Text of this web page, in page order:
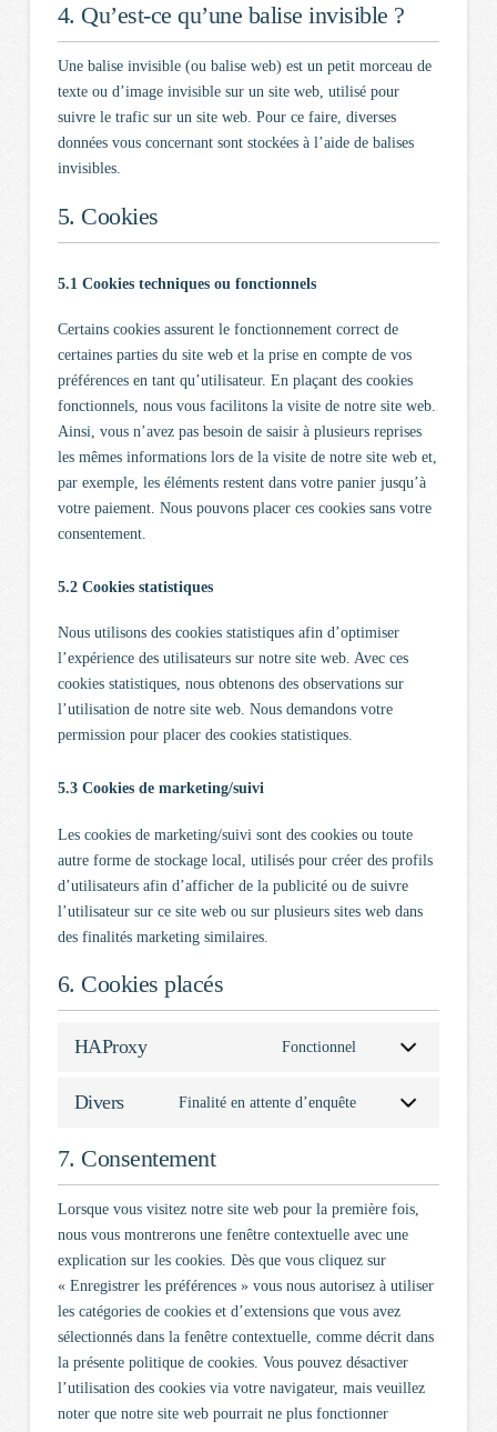
4. Qu’est-ce qu’une balise invisible ?
Une balise invisible (ou balise web) est un petit morceau de
texte ou d’image invisible sur un site web, utilisé pour
suivre le trafic sur un site web. Pour ce faire, diverses
données vous concernant sont stockées à l’aide de balises
invisibles.
5. Cookies
5.1 Cookies techniques ou fonctionnels
Certains cookies assurent le fonctionnement correct de
certaines parties du site web et la prise en compte de vos
préférences en tant qu’utilisateur. En plaçant des cookies
fonctionnels, nous vous facilitons la visite de notre site web.
Ainsi, vous n’avez pas besoin de saisir à plusieurs reprises
les mêmes informations lors de la visite de notre site web et,
par exemple, les éléments restent dans votre panier jusqu’à
votre paiement. Nous pouvons placer ces cookies sans votre
consentement.
5.2 Cookies statistiques
Nous utilisons des cookies statistiques afin d’optimiser
l’expérience des utilisateurs sur notre site web. Avec ces
cookies statistiques, nous obtenons des observations sur
l’utilisation de notre site web. Nous demandons votre
permission pour placer des cookies statistiques.
5.3 Cookies de marketing/suivi
Les cookies de marketing/suivi sont des cookies ou toute
autre forme de stockage local, utilisés pour créer des profils
d’utilisateurs afin d’afficher de la publicité ou de suivre
l’utilisateur sur ce site web ou sur plusieurs sites web dans
des finalités marketing similaires.
6. Cookies placés
HAProxy Fonctionnel
Divers Finalité en attente d’enquête
7. Consentement
Lorsque vous visitez notre site web pour la première fois,
nous vous montrerons une fenêtre contextuelle avec une
explication sur les cookies. Dès que vous cliquez sur
« Enregistrer les préférences » vous nous autorisez à utiliser
les catégories de cookies et d’extensions que vous avez
sélectionnés dans la fenêtre contextuelle, comme décrit dans
la présente politique de cookies. Vous pouvez désactiver
l’utilisation des cookies via votre navigateur, mais veuillez
noter que notre site web pourrait ne plus fonctionner